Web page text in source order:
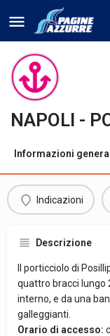
NAPOLI -
Informazioni
Indicazioni
Descrizione
Il porticciolo di
quattro bracci lungo
interno, e da una
galleggianti.
Orario di accesso: